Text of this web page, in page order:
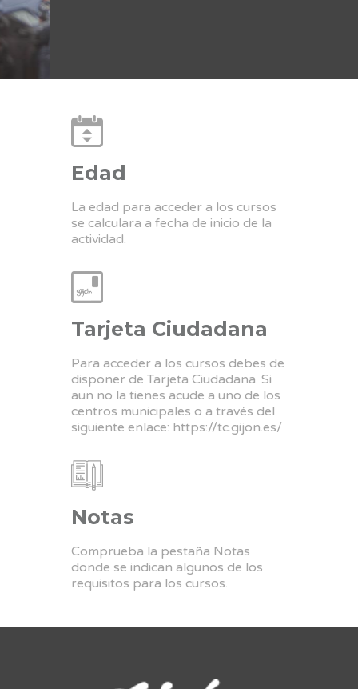
Edad
La edad para acceder a los cursos
se calculara a fecha de inicio de la
actividad.
Tarjeta Ciudadana
Para acceder a los cursos debes de
disponer de Tarjeta Ciudadana. Si
aun no la tienes acude a uno de los
centros municipales o a través del
siguiente enlace: https://tc.gijon.es/
Notas
Comprueba la pestaña Notas
donde se indican algunos de los
requisitos para los cursos.